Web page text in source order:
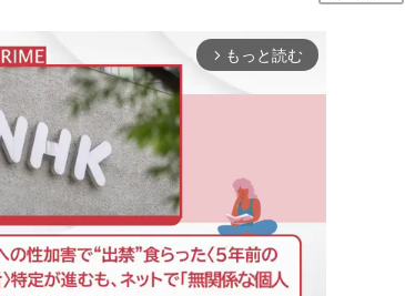
arrow_forward_ios もっと読む